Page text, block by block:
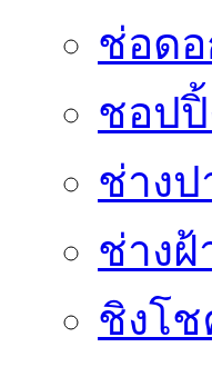
ช่อด
ชอป
ช่างป
ช่างฝ้
ชิงโช